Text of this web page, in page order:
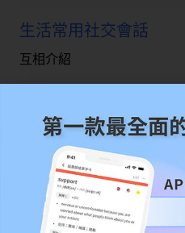
生活常用社交會話
互相介紹
B: Nice to meet you,
A：嗨，我想我們以前沒見過
B：很高興認識你，莎拉。我